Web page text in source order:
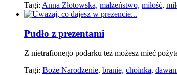
Tagi: Anna Złotowska, małżeństwo, miłość,
Pudło z prezentami
Z nietrafionego podarku też możesz mieć
Tagi: Boże Narodzenie, branie, choinka,